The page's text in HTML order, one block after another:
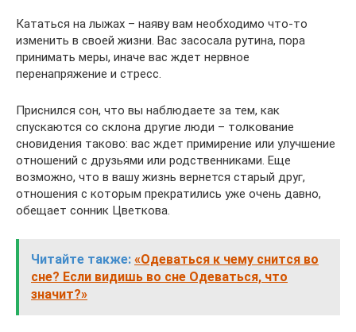
Кататься на лыжах – наяву вам необходимо что-то
изменить в своей жизни. Вас засосала рутина, пора
принимать меры, иначе вас ждет нервное
перенапряжение и стресс.
Приснился сон, что вы наблюдаете за тем, как
спускаются со склона другие люди – толкование
сновидения таково: вас ждет примирение или улучшение
отношений с друзьями или родственниками. Еще
возможно, что в вашу жизнь вернется старый друг,
отношения с которым прекратились уже очень давно,
обещает сонник Цветкова.
Читайте также: «Одеваться к чему снится во
сне? Если видишь во сне Одеваться, что
значит?»